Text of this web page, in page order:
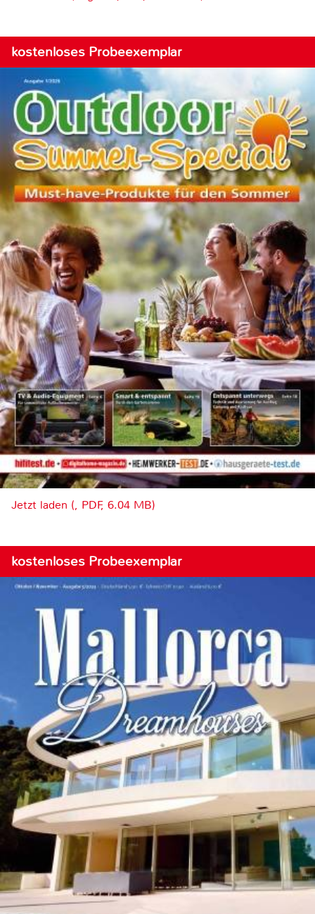
kostenloses Probeexemplar
Jetzt laden (, PDF, 6.04 MB)
kostenloses Probeexemplar